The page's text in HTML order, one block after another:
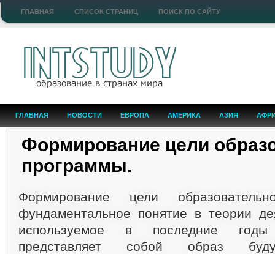
ГЛАВНАЯ СПИСОК СТРАНИЦ ПОИСК ПО САЙТУ
ГЛАВНАЯ НОВОСТИ ЕВРОПА АМЕРИКА АЗИЯ
Формирование цели
программы.
Формирование цели
фундаментальное понятие в теории
используемое в последние
представляет собой образ